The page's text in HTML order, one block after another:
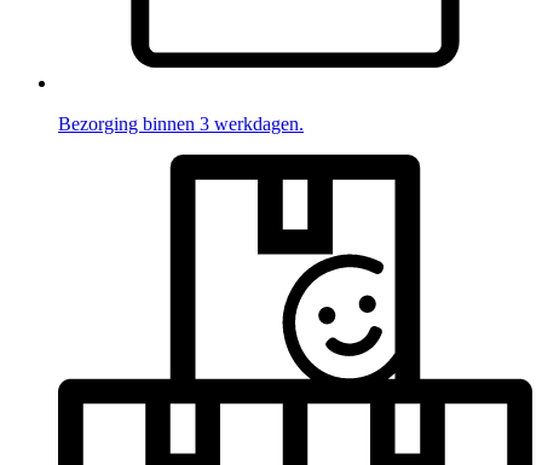
Bezorging binnen 3 werkdagen.